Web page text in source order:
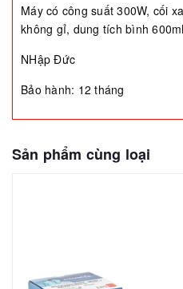
Máy có công suất 300W, cối
không gỉ, dung tích bình
NHập Đức
Bảo hành: 12 tháng
Sản phẩm cùng loại